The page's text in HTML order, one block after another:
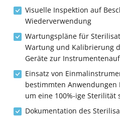
Visuelle Inspektion auf
Wiederverwendung
Wartungspläne für
Wartung und Kalibrierung
Geräte zur
Einsatz von
bestimmten
um eine 100%-ige Sterilität
Dokumentation des